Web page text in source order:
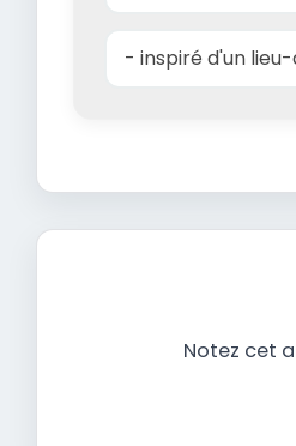
- inspiré d'un
Notez cet